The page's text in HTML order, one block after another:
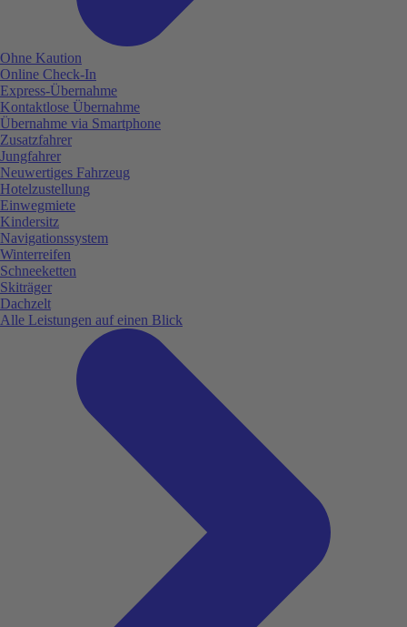
Ohne Kaution
Online Check-In
Express-Übernahme
Kontaktlose Übernahme
Übernahme via Smartphone
Zusatzfahrer
Jungfahrer
Neuwertiges Fahrzeug
Hotelzustellung
Einwegmiete
Kindersitz
Navigationssystem
Winterreifen
Schneeketten
Skiträger
Dachzelt
Alle Leistungen auf einen Blick